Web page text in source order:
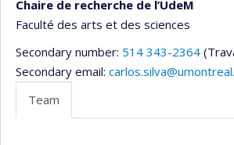
Chaire de recherche de l’UdeM
Faculté des arts et des sciences
Secondary number: 514 343-2364
Secondary email:
Team